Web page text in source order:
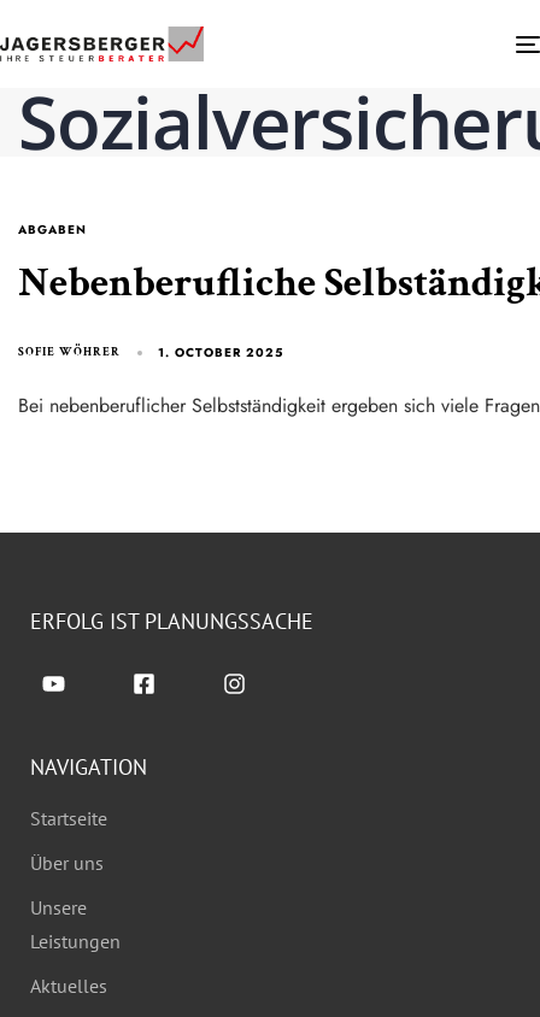
ABGABEN
Nebenberufliche
SOFIE WÖHRER 1. OCTOBER 2025
Bei nebenberuflicher Selbstständigkeit ergeben sich viele
ERFOLG IST PLANUNGSSACHE
NAVIGATION
Startseite
Über uns
Unsere
Leistungen
Aktuelles